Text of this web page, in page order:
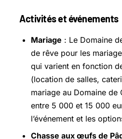
Activités et événements
Mariage : Le Domaine
de rêve pour les
qui varient en fonction
(location de salles,
mariage au Domaine de
entre 5 000 et 15 000
l’événement et les
Chasse aux œufs de